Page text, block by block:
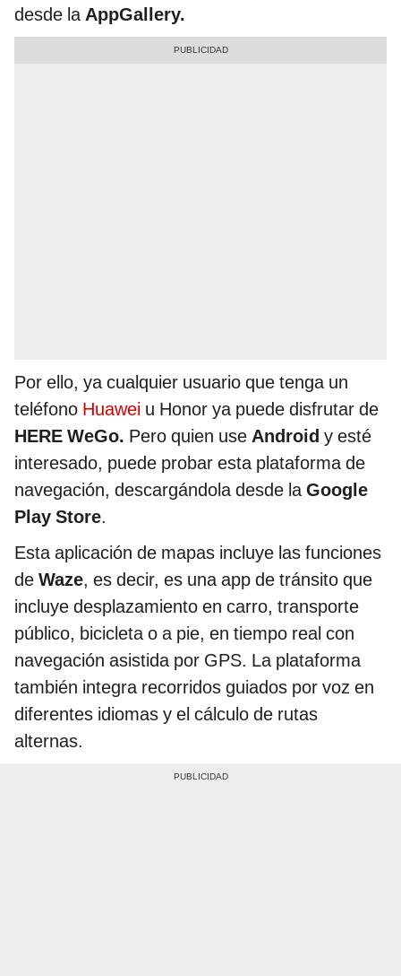
desde laAppGallery.
Por ello, ya cualquier usuario que tenga un
teléfono Huawei u Honor ya puede disfrutar de
HERE WeGo. Pero quien use Android y esté
interesado, puede probar esta plataforma de
navegación, descargándola desde laGoogle
Play Store.
Esta aplicación de mapas incluye las funciones
de Waze, es decir, es una app de tránsito que
incluye desplazamiento en carro, transporte
público, bicicleta o a pie, en tiempo real con
navegación asistida por GPS. La plataforma
también integra recorridos guiados por voz en
diferentes idiomas y el cálculo de rutas
alternas.